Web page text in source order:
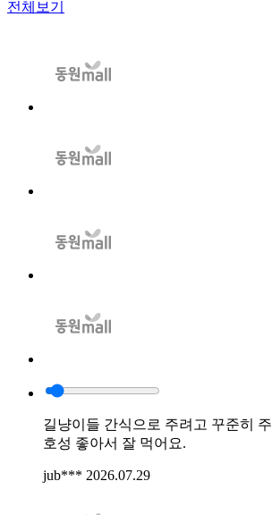
전체보기
길냥이들 간식으로 주려고 꾸준히
호성 좋아서 잘 먹어요.
jub*** 2026.07.29